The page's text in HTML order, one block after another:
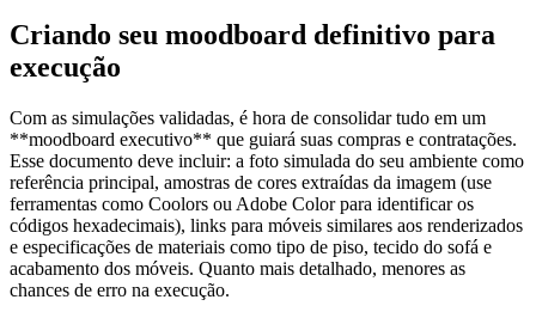
Criando seu moodboard definitivo para
execução
Com as simulações validadas, é hora de consolidar tudo em um
**moodboard executivo** que guiará suas compras e contratações.
Esse documento deve incluir: a foto simulada do seu ambiente como
referência principal, amostras de cores extraídas da imagem (use
ferramentas como Coolors ou Adobe Color para identificar os
códigos hexadecimais), links para móveis similares aos renderizados
e especificações de materiais como tipo de piso, tecido do sofá e
acabamento dos móveis. Quanto mais detalhado, menores as
chances de erro na execução.